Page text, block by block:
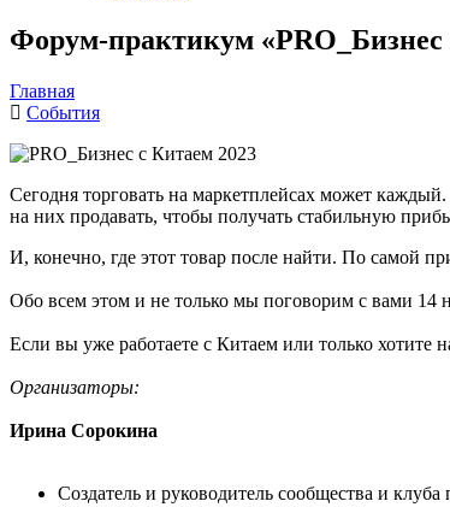
Форум-практикум «PRO_Бизнес
Главная
События
Сегодня торговать на маркетплейсах может
на них продавать, чтобы получать стабильную
И, конечно, где этот товар после найти. По самой
Обо всем этом и не только мы поговорим с вами 14
Если вы уже работаете с Китаем или только хотите
Организаторы:
Ирина Сорокина
Создатель и руководитель сообщества и